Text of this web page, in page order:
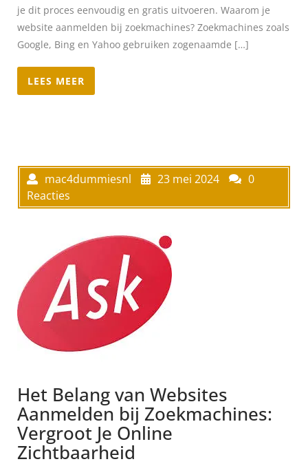
je dit proces eenvoudig en gratis uitvoeren. Waarom je
website aanmelden bij zoekmachines? Zoekmachines zoals
Google, Bing en Yahoo gebruiken zogenaamde […]
LEES MEER
mac4dummiesnl 23 mei 2024
0
Reacties
Het Belang van Websites
Aanmelden bij Zoekmachines:
Vergroot Je Online
Zichtbaarheid